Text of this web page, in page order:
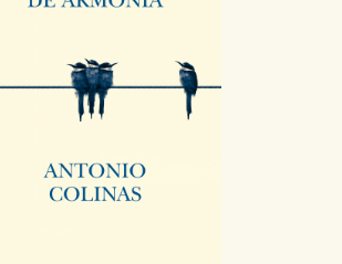
se utilizan para mejorar su experiencia
y optimizar el funcionamiento de
web. Almacenan configuraciones de
que no tenga que reconfigurarlos cada
visita. La información es agregada y, por lo
y redes sociales
son gestionadas por nuestros socios